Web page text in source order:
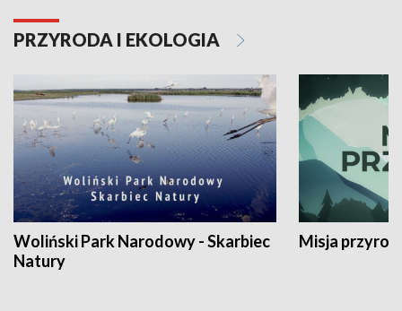
PRZYRODA I EKOLOGIA
Woliński Park Narodowy - Skarbiec
Natury
Misja